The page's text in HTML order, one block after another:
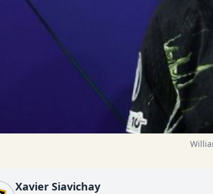
Xavier Siavichay